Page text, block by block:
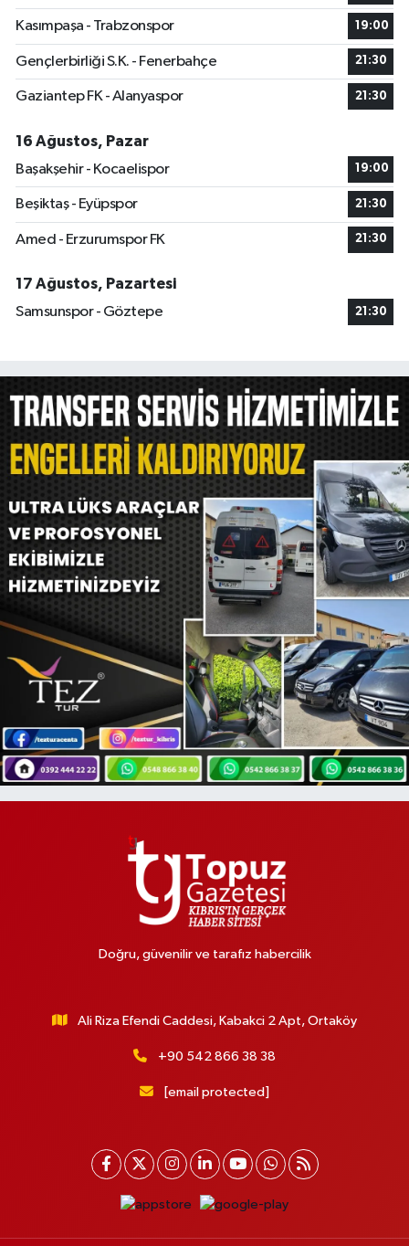
Kasımpaşa - Trabzonspor 19:00
Gençlerbirliği S.K. - Fenerbahçe 21:30
Gaziantep FK - Alanyaspor 21:30
16 Ağustos, Pazar
Başakşehir - Kocaelispor
19:00
Beşiktaş - Eyüpspor 21:30
Amed - Erzurumspor FK 21:30
17 Ağustos, Pazartesi
Samsunspor - Göztepe
21:30
Doğru, güvenilir ve tarafız habercilik
Ali Riza Efendi Caddesi, Kabakci 2 Apt, Ortaköy
+90 542 866 38 38
[email protected]